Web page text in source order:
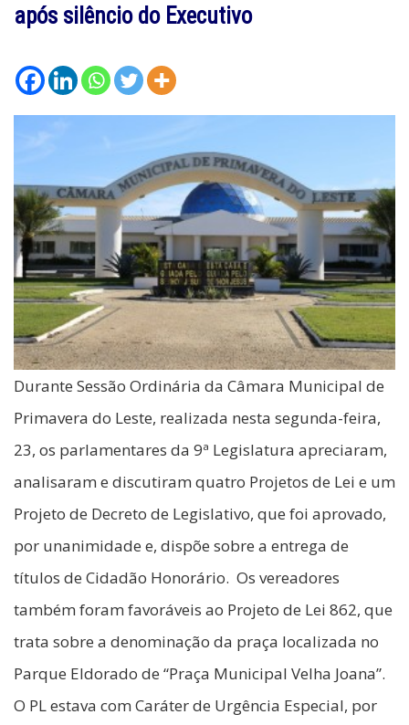
após silêncio do Executivo
Durante Sessão Ordinária da Câmara Municipal de
Primavera do Leste, realizada nesta segunda-feira,
23, os parlamentares da 9ª Legislatura apreciaram,
analisaram e discutiram quatro Projetos de Lei e um
Projeto de Decreto de Legislativo, que foi aprovado,
por unanimidade e, dispõe sobre a entrega de
títulos de Cidadão Honorário. Os vereadores
também foram favoráveis ao Projeto de Lei 862, que
trata sobre a denominação da praça localizada no
Parque Eldorado de “Praça Municipal Velha Joana”.
O PL estava com Caráter de Urgência Especial, por